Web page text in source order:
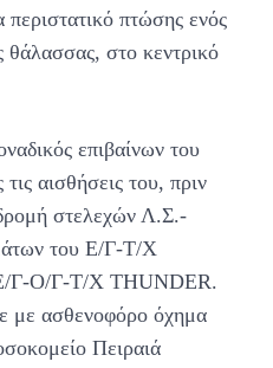
περιστατικό πτώσης ενός
θάλασσας, στο κεντρικό
επιβαίνων του
αισθήσεις του, πριν
στελεχών Λ.Σ.-
του Ε/Γ-Τ/Χ
Γ-Ο/Γ-Τ/Χ THUNDER.
με ασθενοφόρο όχημα
Πειραιά